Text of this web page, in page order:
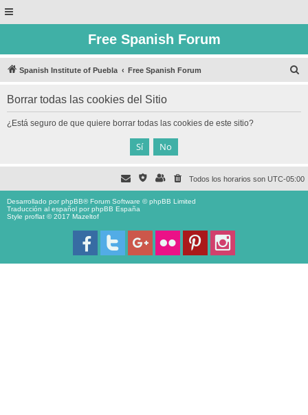
Free Spanish Forum
Spanish Institute of Puebla Free Spanish Forum
Borrar todas las cookies del Sitio
¿Está seguro de que quiere borrar todas las cookies de este sitio?
Todos los horarios son UTC-05:00
Desarrollado porphpBB® Forum Software © phpBB Limited
Traducción al español porphpBB España
Style proflat © 2017 Mazeltof